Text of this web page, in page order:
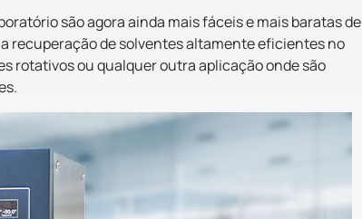
são agora ainda mais fáceis e mais baratas de
recuperação de solventes altamente eficientes no
rotativos ou qualquer outra aplicação onde são